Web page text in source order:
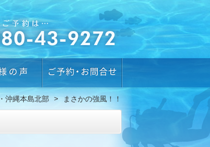
沖縄本島北部 まさかの強風！！